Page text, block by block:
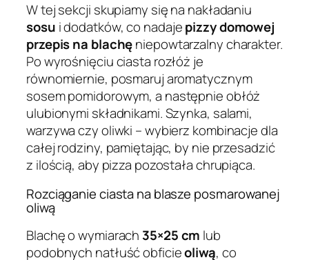
W tej sekcji skupiamy się na nakładaniu
sosu i dodatków, co nadajepizzy domowej
przepis na blachęniepowtarzalny charakter.
Po wyrośnięciu ciasta rozłóż je
równomiernie, posmaruj aromatycznym
sosem pomidorowym, a następnie obłóż
ulubionymi składnikami. Szynka, salami,
warzywa czy oliwki – wybierz kombinacje dla
całej rodziny, pamiętając, by nie przesadzić
z ilością, aby pizza pozostała chrupiąca.
Rozciąganie ciasta na blasze posmarowanej
oliwą
Blachę o wymiarach 35×25 cm lub
podobnych natłuść obficieoliwą, co